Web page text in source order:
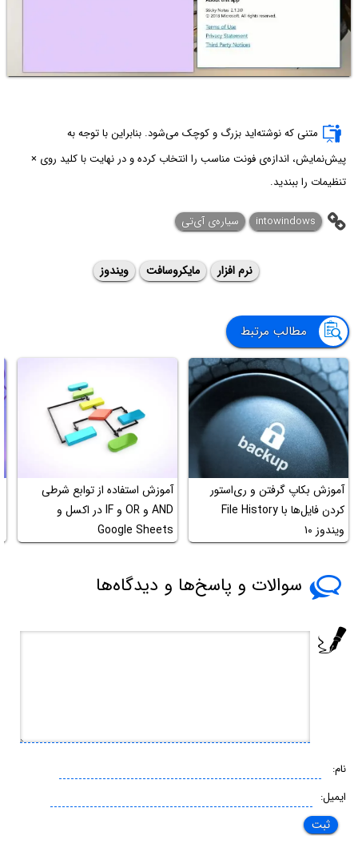
متنی که نوشته‌اید بزرگ و کوچک می‌شود. بنابراین با توجه به
پیش‌نمایش، اندازه‌ی فونت مناسب را انتخاب کرده و در نهایت با کلید روی ×
تنظیمات را ببندید.
intowindows سیاره‌ی آی‌تی
نرم افزار مایکروسافت ویندوز
مطالب مرتبط
آموزش بکاپ گرفتن و ری‌استور
کردن فایل‌ها با File History
ویندوز ۱۰
آموزش استفاده از توابع شرطی
AND و OR و IF در اکسل و
Google Sheets
سوالات و پاسخ‌ها و دیدگاه‌ها
نام:
ایمیل: